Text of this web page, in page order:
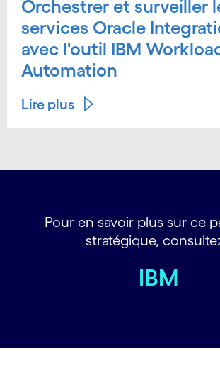
Orchestrer et surveiller
services Oracle
avec l'outil IBM
Automation
Lire plus
Pour en savoir plus sur ce
stratégique,
IBM